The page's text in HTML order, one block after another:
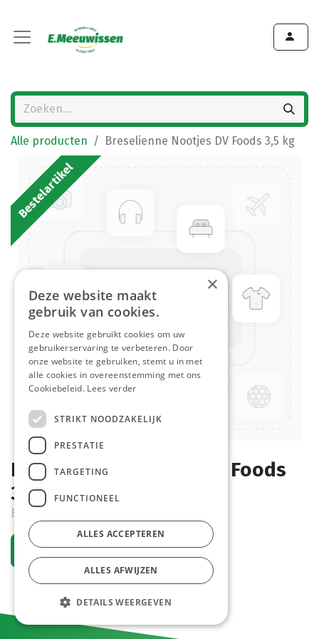
Alle producten Breselienne Nootjes DV Foods 3,5 kg
Bestelartikel
Breselienne Nootjes DV Foods
3,5 kg
Bestelartikel
Vraag een account aan
×
Deze website maakt
gebruik van cookies.
Deze website gebruikt cookies om uw
gebruikerservaring te verbeteren. Door
onze website te gebruiken, stemt u in met
alle cookies in overeenstemming met ons
Cookiebeleid. Lees verder
STRIKT NOODZAKELIJK
PRESTATIE
TARGETING
FUNCTIONEEL
ALLES ACCEPTEREN
ALLES AFWIJZEN
DETAILS WEERGEVEN